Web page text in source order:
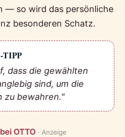
— so wird das persönliche
besonderen Schatz.
TIPP
dass die gewählten
sind, um die
zu bewahren."
bei OTTO · Anzeige